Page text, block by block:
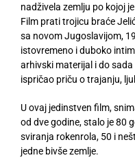
nadživela zemlju po kojoj
Film prati trojicu braće
sa novom Jugoslavijom,
istovremeno i duboko
arhivski materijal i do
ispričao priču o trajanju,
U ovaj jedinstven film,
od dve godine, stalo je 80
sviranja rokenrola, 50 i
jedne bivše zemlje.